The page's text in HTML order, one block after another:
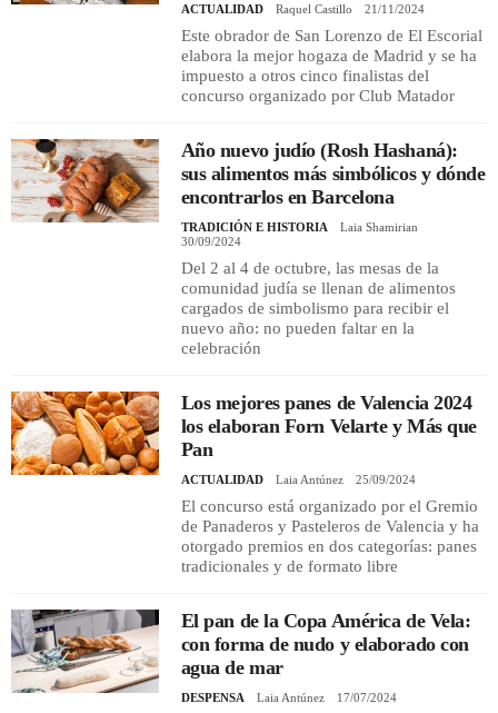
ACTUALIDAD Raquel Castillo 21/11/2024
Este obrador de San Lorenzo de El Escorial
elabora la mejor hogaza de Madrid y se ha
impuesto a otros cinco finalistas del
concurso organizado por Club Matador
Año nuevo judío (Rosh Hashaná):
sus alimentos más simbólicos y dónde
encontrarlos en Barcelona
TRADICIÓN E HISTORIA
Laia Shamirian
30/09/2024
Del 2 al 4 de octubre, las mesas de la
comunidad judía se llenan de alimentos
cargados de simbolismo para recibir el
nuevo año: no pueden faltar en la
celebración
Los mejores panes de Valencia 2024
los elaboran Forn Velarte y Más que
Pan
ACTUALIDAD Laia Antúnez 25/09/2024
El concurso está organizado por el Gremio
de Panaderos y Pasteleros de Valencia y ha
otorgado premios en dos categorías: panes
tradicionales y de formato libre
El pan de la Copa América de Vela:
con forma de nudo y elaborado con
agua de mar
DESPENSA Laia Antúnez 17/07/2024